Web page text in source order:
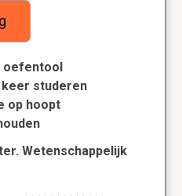
oefentool
studeren
op hoopt
Wetenschappelijk